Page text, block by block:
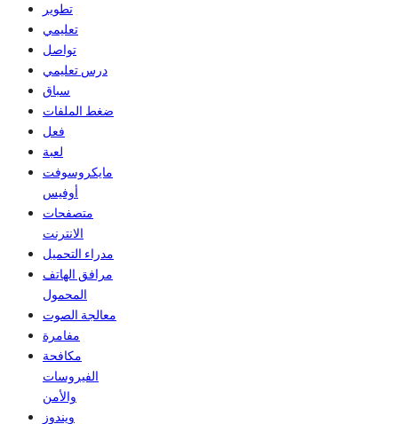
تطوير
تعليمي
تواصل
درس تعليمي
سباق
ضغط الملفات
فعل
لعبة
مايكروسوفت
أوفيس
متصفحات
الانترنت
مدراء التحميل
مرافق الهاتف
المحمول
معالجة الصوت
مفامرة
مكافحة
الفيروسات
والأمن
ويندوز